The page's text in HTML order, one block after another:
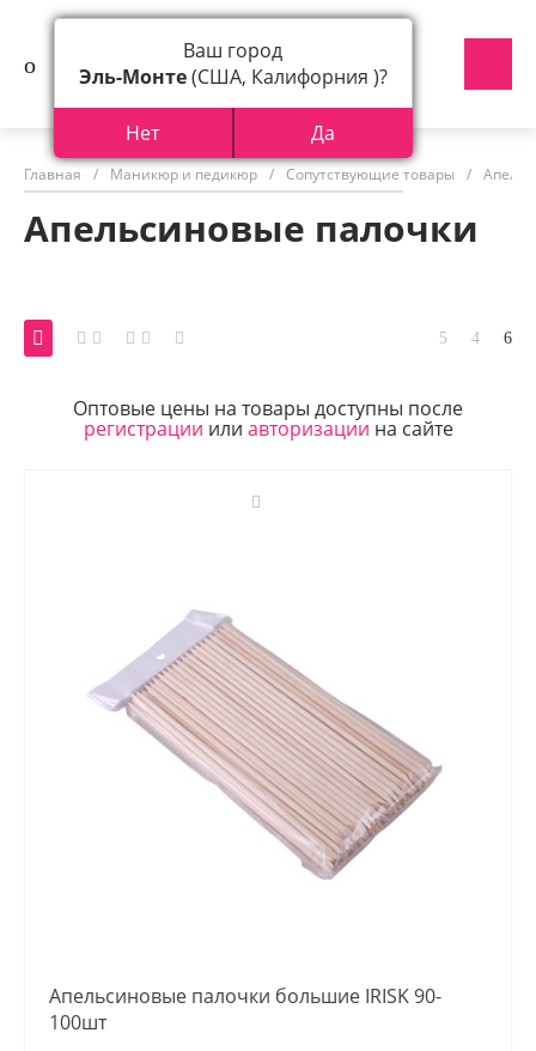
Главная / Маникюр и педикюр / Сопутствующие товары /
Апельсиновые палочки
Оптовые цены на товары доступны после
регистрации или авторизации на сайте
Апельсиновые палочки большие IRISK 90-
100шт
Ваш город
Эль-Монте(США, Калифорния )?
Нет Да